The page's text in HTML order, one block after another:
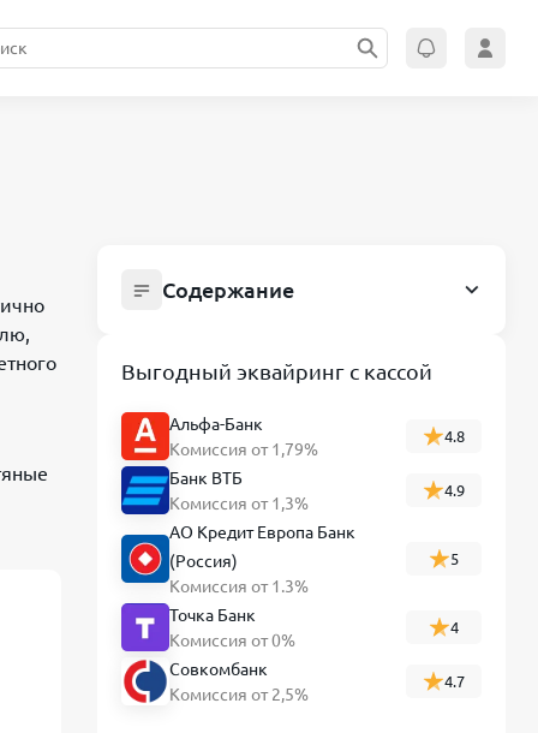
Содержание
2026 году
Почему дорогая нефть ослабляет
рубль
Дополнительные факторы
ослабления рубля
Что это значит для граждан и бизнеса
Вывод от финансового эксперта
Банкпрофи ру
Выгодный эквайринг с кассой
Альфа-Банк
Комиссия от 1,79%
4.8
Банк ВТБ
Комиссия от 1,3%
4.9
АО Кредит Европа Банк
(Россия)
Комиссия от 1.3%
5
Точка Банк
Комиссия от 0%
4
Совкомбанк
Комиссия от 2,5%
4.7